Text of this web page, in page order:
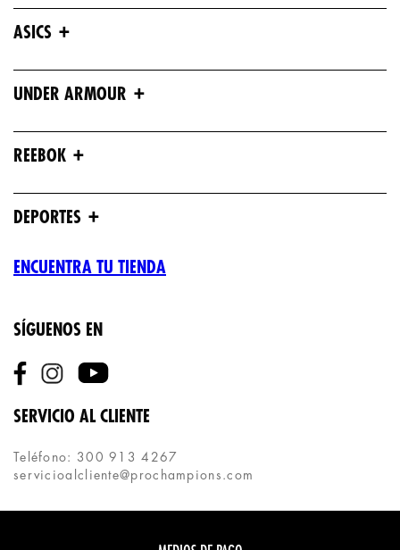
ASICS +
UNDER ARMOUR +
REEBOK +
DEPORTES +
ENCUENTRA TU TIENDA
SÍGUENOS EN
SERVICIO AL CLIENTE
Teléfono: 300 913 4267
servicioalcliente@prochampions.com